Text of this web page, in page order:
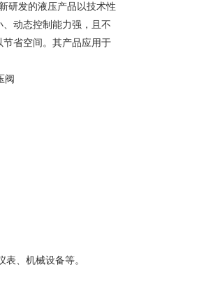
研发的液压产品以技术性
动态控制能力强，且不
省空间。其产品应用于
阀
、机械设备等。